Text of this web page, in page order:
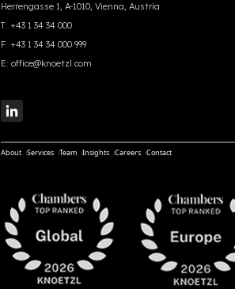
Herrengasse 1, A-1010, Vienna, Austria
T: +43 1 34 34 000
F: +43 1 34 34 000 999
E: office@knoetzl.com
About Services Team Insights Careers Contact